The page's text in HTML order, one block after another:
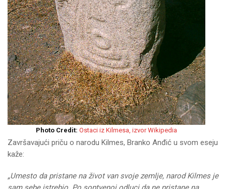
Photo Credit: Ostaci iz Kilmesa, izvor Wikipedia
Završavajući priču o narodu Kilmes, Branko Anđić u svom eseju
kaže:
„Umesto da pristane na život van svoje zemlje, narod Kilmes je